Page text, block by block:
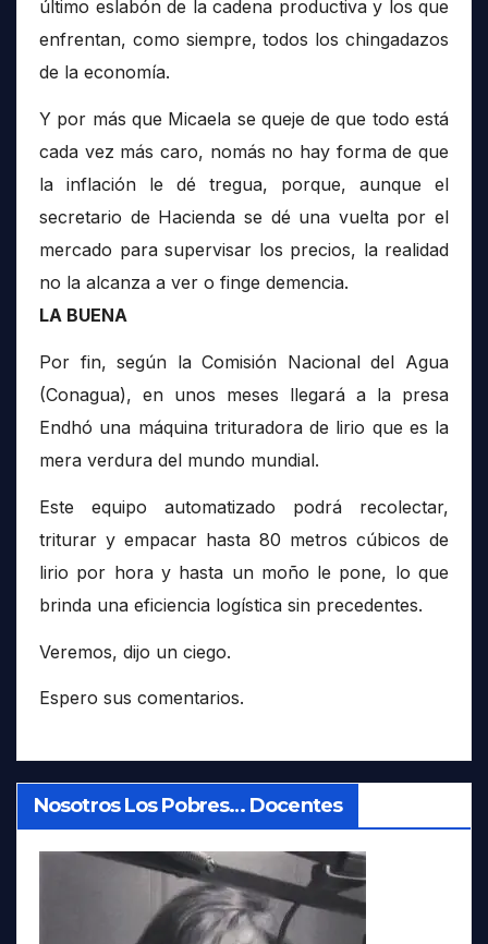
último eslabón de la cadena productiva y los que
enfrentan, como siempre, todos los chingadazos
de la economía.
Y por más que Micaela se queje de que todo está
cada vez más caro, nomás no hay forma de que
la inflación le dé tregua, porque, aunque el
secretario de Hacienda se dé una vuelta por el
mercado para supervisar los precios, la realidad
no la alcanza a ver o finge demencia.
LA BUENA
Por fin, según la Comisión Nacional del Agua
(Conagua), en unos meses llegará a la presa
Endhó una máquina trituradora de lirio que es la
mera verdura del mundo mundial.
Este equipo automatizado podrá recolectar,
triturar y empacar hasta 80 metros cúbicos de
lirio por hora y hasta un moño le pone, lo que
brinda una eficiencia logística sin precedentes.
Veremos, dijo un ciego.
Espero sus comentarios.
Nosotros Los Pobres… Docentes